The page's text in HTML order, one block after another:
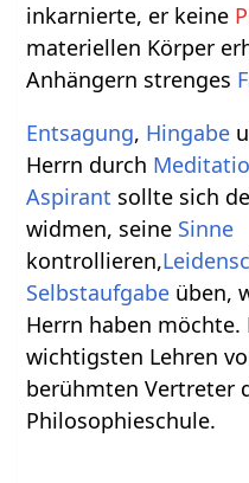
inkarnierte, er keine
materiellen Körper
Anhängern strenges
Entsagung, Hingabe
Herrn durch
Aspirant sollte sich
widmen, seine Sinne
kontrollieren,
Selbstaufgabe üben,
Herrn haben
wichtigsten Lehren
berühmten Vertreter
Philosophieschule.